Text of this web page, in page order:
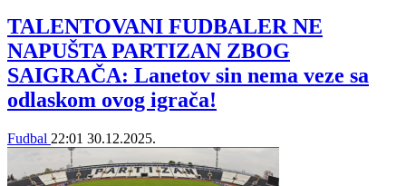
TALENTOVANI FUDBALER NE
NAPUŠTA PARTIZAN ZBOG
SAIGRAČA: Lanetov sin nema veze sa
odlaskom ovog igrača!
Fudbal 22:01 30.12.2025.